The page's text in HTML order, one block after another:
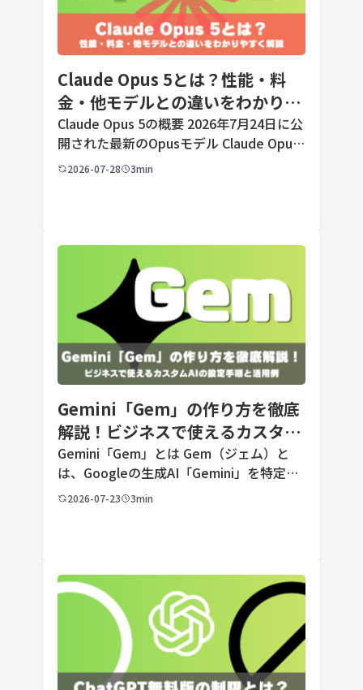
Claude Opus 5とは？性能・料
金・他モデルとの違いをわかりや
すく解説
Claude Opus 5の概要 2026年7月24日に公
開された最新のOpusモデル Claude Opus
5は、米国のAI企業Anthropic（アンソロピ
2026-07-28 3min
Gemini「Gem」の作り方を徹底
解説！ビジネスで使えるカスタム
AIの設定手順と活用例
Gemini「Gem」とは Gem（ジェム）と
は、Googleの生成AI「Gemini」を特定の
用途に合わせてカスタマイズできる機能で
2026-07-23 3min